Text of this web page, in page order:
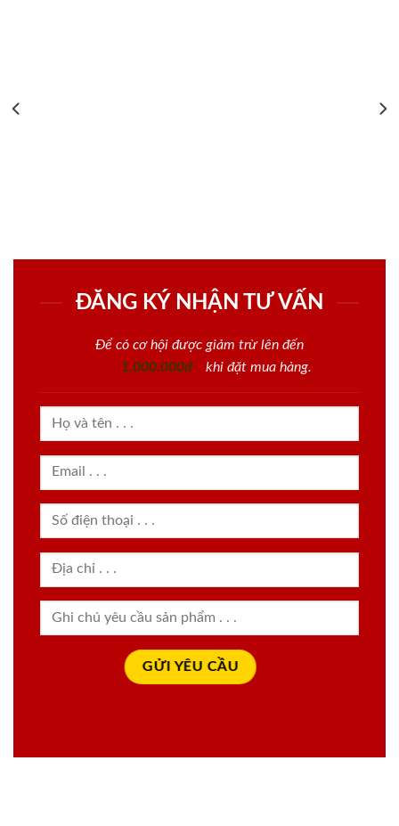
ĐĂNG KÝ NHẬN TƯ VẤN
Để có cơ hội được giảm trừ lên đến
1.000.000đ
khi đặt mua hàng.